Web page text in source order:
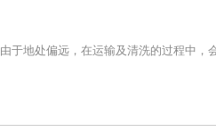
于地处偏远，在运输及清洗的过程中，